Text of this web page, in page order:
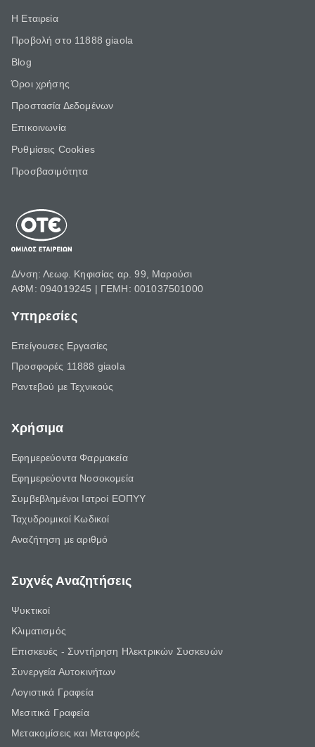
Η Εταιρεία
Προβολή στο 11888 giaola
Blog
Όροι χρήσης
Προστασία Δεδομένων
Επικοινωνία
Ρυθμίσεις Cookies
Προσβασιμότητα
Δ/νση: Λεωφ. Κηφισίας αρ. 99, Μαρούσι
ΑΦΜ: 094019245 | ΓΕΜΗ: 001037501000
Υπηρεσίες
Επείγουσες Εργασίες
Προσφορές 11888 giaola
Ραντεβού με Τεχνικούς
Χρήσιμα
Εφημερεύοντα Φαρμακεία
Εφημερεύοντα Νοσοκομεία
Συμβεβλημένοι Ιατροί ΕΟΠΥΥ
Ταχυδρομικοί Κωδικοί
Αναζήτηση με αριθμό
Συχνές Αναζητήσεις
Ψυκτικοί
Κλιματισμός
Επισκευές - Συντήρηση Ηλεκτρικών Συσκευών
Συνεργεία Αυτοκινήτων
Λογιστικά Γραφεία
Μεσιτικά Γραφεία
Μετακομίσεις και Μεταφορές